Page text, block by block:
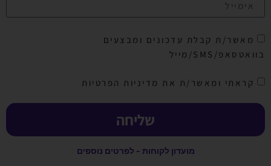
מאשר/ת קבלת עדכונים ומבצעים
בוואטסאפ/SMS/מייל
קראתי ומאשר/ת את מדיניות הפרטיות
שליחה
מועדון לקוחות - לפרטים נוספים